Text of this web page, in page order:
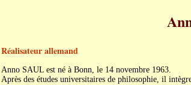
Réalisateur allemand
Anno SAUL est né à Bonn, le 14 novembre 1963.
Après des études universitaires de philosophie, il